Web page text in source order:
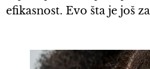
efikasnost. Evo šta je još